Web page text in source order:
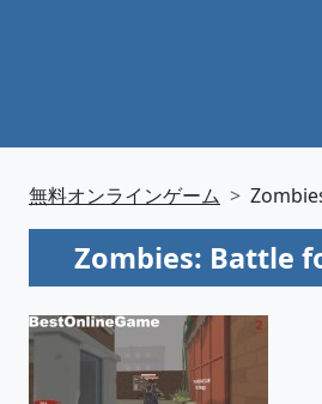
無料オンラインゲーム
Zombies: Battle